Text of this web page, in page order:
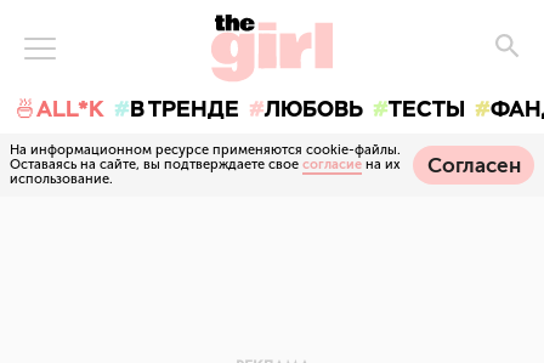
🍜ALL*K В ТРЕНДЕ ЛЮБОВЬ ТЕСТЫ
На информационном ресурсе применяются cookie-файлы.
Оставаясь на сайте, вы подтверждаете свое согласие на их
использование.
Согласен